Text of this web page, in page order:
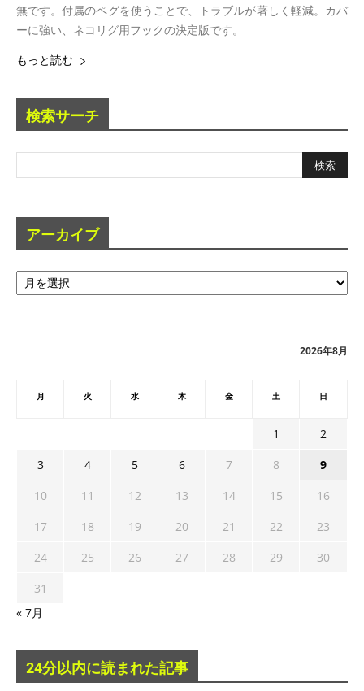
無です。付属のペグを使うことで、トラブルが著しく軽減。カバ
ーに強い、ネコリグ用フックの決定版です。
もっと読む
検索サーチ
アーカイブ
ア
ー
2026年8月
月 火 水 木 金 土 日
1
2
3
4 5 6 7 8
9
10
11 12 13 14 15
16
17
18 19 20 21 22
23
24
25 26 27 28 29
30
31
« 7月
24分以内に読まれた記事